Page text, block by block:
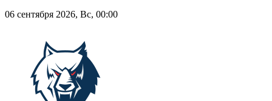
06 сентября 2026, Вс, 00:00